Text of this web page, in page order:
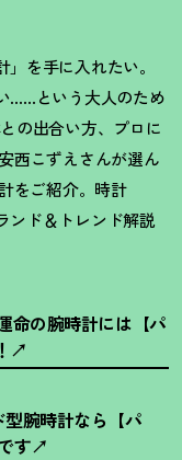
を手に入れたい。
……という大人のため
の出合い方、プロに
西こずえさんが選ん
をご紹介。時計
ンド＆トレンド解説
命の腕時計には【パ
！
型腕時計なら【パ
す